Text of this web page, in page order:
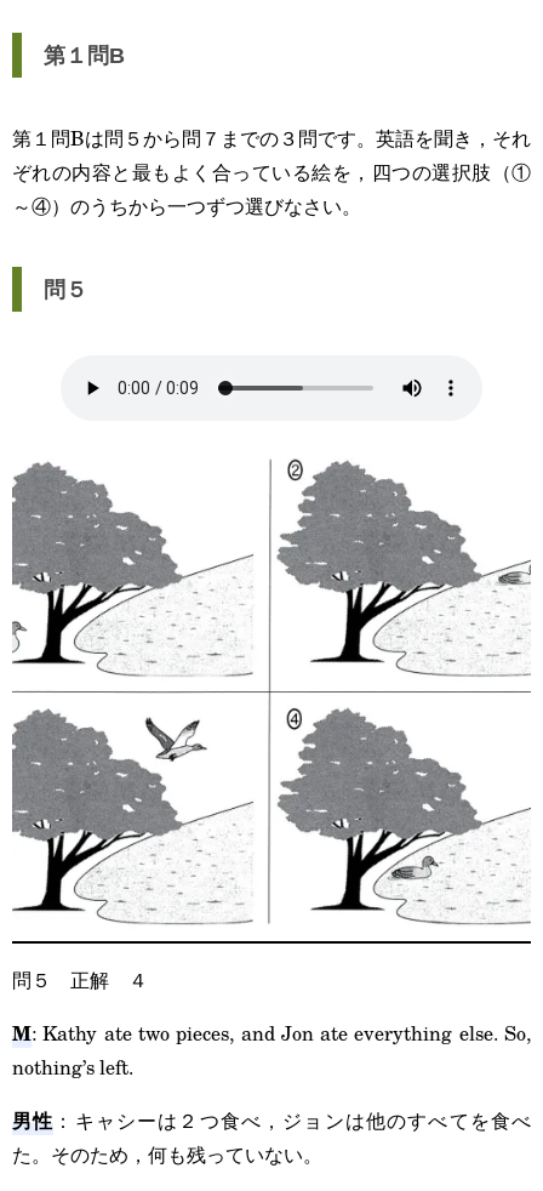
第１問B
第１問Bは問５から問７までの３問です。英語を聞き，それ
ぞれの内容と最もよく合っている絵を，四つの選択肢（①
～④）のうちから一つずつ選びなさい。
問５
問５ 正解 ４
M: Kathy ate two pieces, and Jon ate everything else. So,
nothing’s left.
男性 ：キャシーは２つ食べ，ジョンは他のすべてを食べ
た。そのため，何も残っていない。